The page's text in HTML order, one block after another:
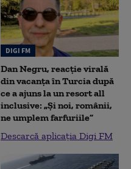
DIGI FM
Dan Negru, reacție virală
din vacanța în Turcia după
ce a ajuns la un resort all
inclusive: „Și noi, românii,
ne umplem farfuriile”
Descarcă aplicația Digi FM